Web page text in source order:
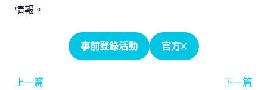
情報。
事前登錄活動 官方X
上一篇 下一篇